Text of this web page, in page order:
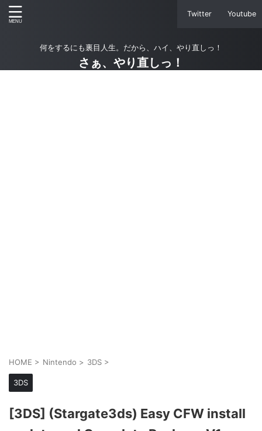
Twitter Youtube
何をするにも裏目人生。だから、ハイ、やり直しっ！
さぁ、やり直しっ！
HOME > Nintendo > 3DS >
3DS
[3DS] (Stargate3ds) Easy CFW install